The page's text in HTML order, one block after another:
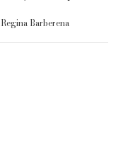
Regina Barberena